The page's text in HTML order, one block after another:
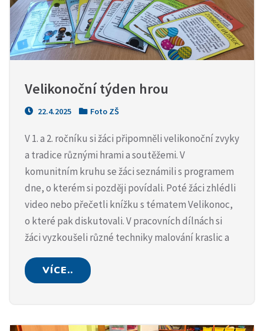
Velikonoční týden hrou
22.4.2025 Foto ZŠ
V 1. a 2. ročníku si žáci připomněli velikonoční zvyky
a tradice různými hrami a soutěžemi. V
komunitním kruhu se žáci seznámili s programem
dne, o kterém si později povídali. Poté žáci zhlédli
video nebo přečetli knížku s tématem Velikonoc,
o které pak diskutovali. V pracovních dílnách si
žáci vyzkoušeli různé techniky malování kraslic a
VÍCE..